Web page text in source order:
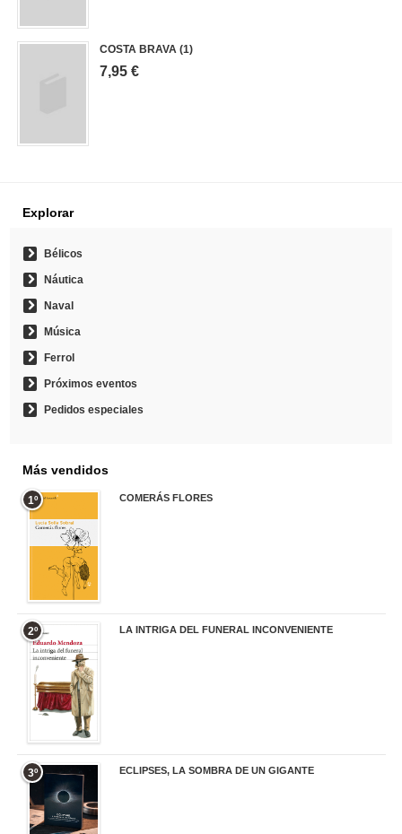
COSTA BRAVA (1)
7,95 €
Explorar
Bélicos
Náutica
Naval
Música
Ferrol
Próximos eventos
Pedidos especiales
Más vendidos
1º COMERÁS FLORES
2º LA INTRIGA DEL FUNERAL INCONVENIENTE
3º ECLIPSES, LA SOMBRA DE UN GIGANTE